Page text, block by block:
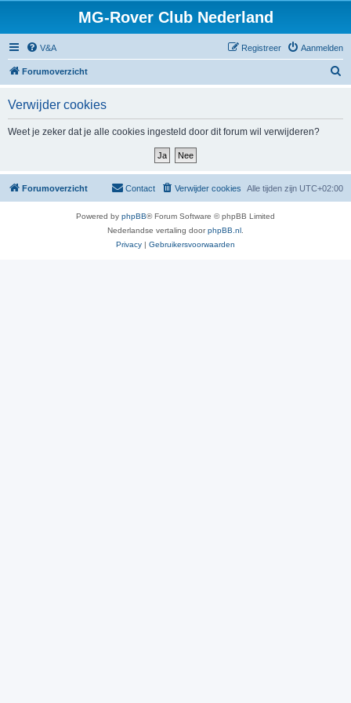
MG-Rover Club Nederland
V&A Aanmelden
Registreer
Forumoverzicht
Verwijder cookies
Weet je zeker dat je alle cookies ingesteld door dit forum wil verwijderen?
Forumoverzicht Alle tijden zijn UTC+02:00
Verwijder cookies
Contact
Powered by phpBB® Forum Software © phpBB Limited
Nederlandse vertaling doorphpBB.nl
Privacy | Gebruikersvoorwaarden